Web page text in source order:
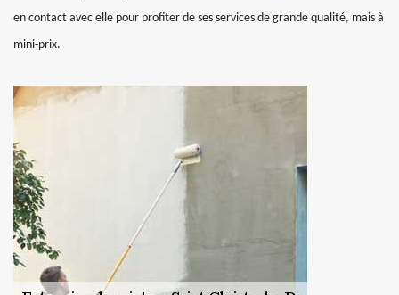
en contact avec elle pour profiter de ses services de grande qualité, mais à
mini-prix.